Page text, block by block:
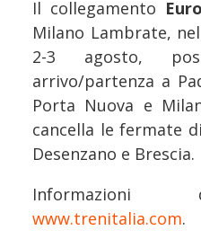
Il collegamento
Milano Lambrate,
2-3 agosto,
arrivo/partenza a
Porta Nuova e
cancella le fermate
Desenzano e Brescia.
Informazioni
www.trenitalia.com.